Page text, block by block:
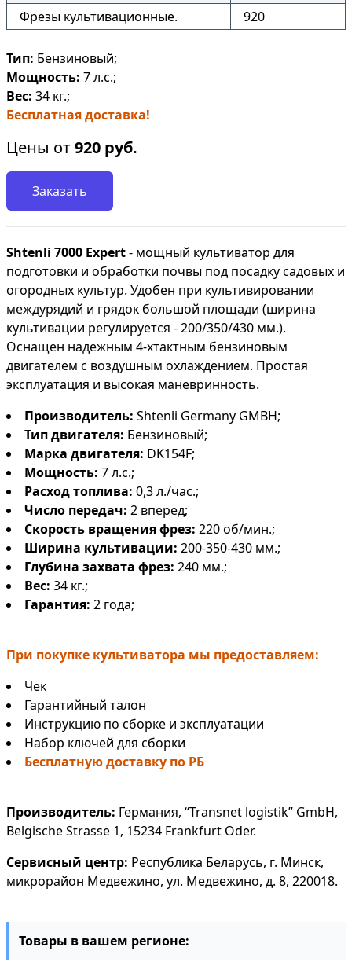
Фрезы культивационные.
920
Тип: Бензиновый;
Мощность: 7 л.с.;
Вес: 34 кг.;
Бесплатная доставка!
Цены от920 руб.
Заказать
Shtenli 7000 Expert- мощный культиватор для
подготовки и обработки почвы под посадку садовых и
огородных культур. Удобен при культивировании
междурядий и грядок большой площади (ширина
культивации регулируется - 200/350/430 мм.).
Оснащен надежным 4-хтактным бензиновым
двигателем с воздушным охлаждением. Простая
эксплуатация и высокая маневринность.
Производитель: Shtenli Germany GMBH;
Тип двигателя: Бензиновый;
Марка двигателя: DK154F;
Мощность: 7 л.с.;
Расход топлива: 0,3 л./час.;
Число передач: 2 вперед;
Скорость вращения фрез: 220 об/мин.;
Ширина культивации: 200-350-430 мм.;
Глубина захвата фрез: 240 мм.;
Вес: 34 кг.;
Гарантия: 2 года;
При покупке культиватора мы предоставляем:
Чек
Гарантийный талон
Инструкцию по сборке и эксплуатации
Набор ключей для сборки
Бесплатную доставку по РБ
Производитель: Германия, “Transnet logistik” GmbH,
Belgische Strasse 1, 15234 Frankfurt Oder.
Сервисный центр: Республика Беларусь, г. Минск,
микрорайон Медвежино, ул. Медвежино, д. 8, 220018.
Товары в вашем регионе: